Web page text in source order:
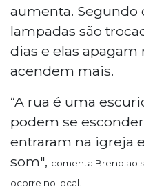
aumenta. Segundo
lampadas são
dias e elas
acendem mais.
“A rua é uma
podem se
entraram na igreja
som", comenta Breno ao
ocorre no local.